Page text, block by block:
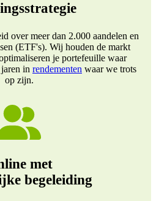
over meer dan 2.000 aandelen en
(ETF's). Wij houden de markt
je portefeuille waar
in rendementen waar we trots
op zijn.
met
begeleiding